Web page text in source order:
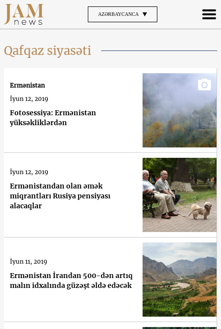
AZƏRBAYCANCA
Qafqaz siyasəti
Fotosessiya: Ermənistan
yüksəkliklərdən
Ermənistan
İyun 12, 2019
Ermənistandan olan əmək
miqrantları Rusiya pensiyası
alacaqlar
İyun 12, 2019
Ermənistan İrandan 500-dən artıq
malın idxalında güzəşt əldə edəcək
İyun 11, 2019